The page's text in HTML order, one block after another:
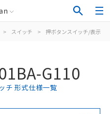
> スイッチ > 押ボタンスイッチ/表示灯
G110
チ 形式仕様一覧